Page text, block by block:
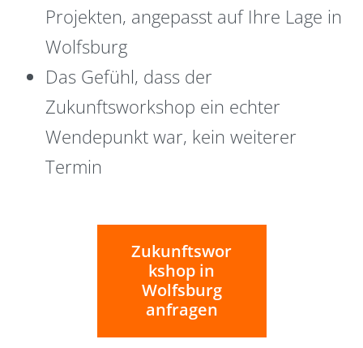
Projekten, angepasst auf Ihre Lage in
Wolfsburg
Das Gefühl, dass der
Zukunftsworkshop ein echter
Wendepunkt war, kein weiterer
Termin
Zukunftswor
kshop in
Wolfsburg
anfragen